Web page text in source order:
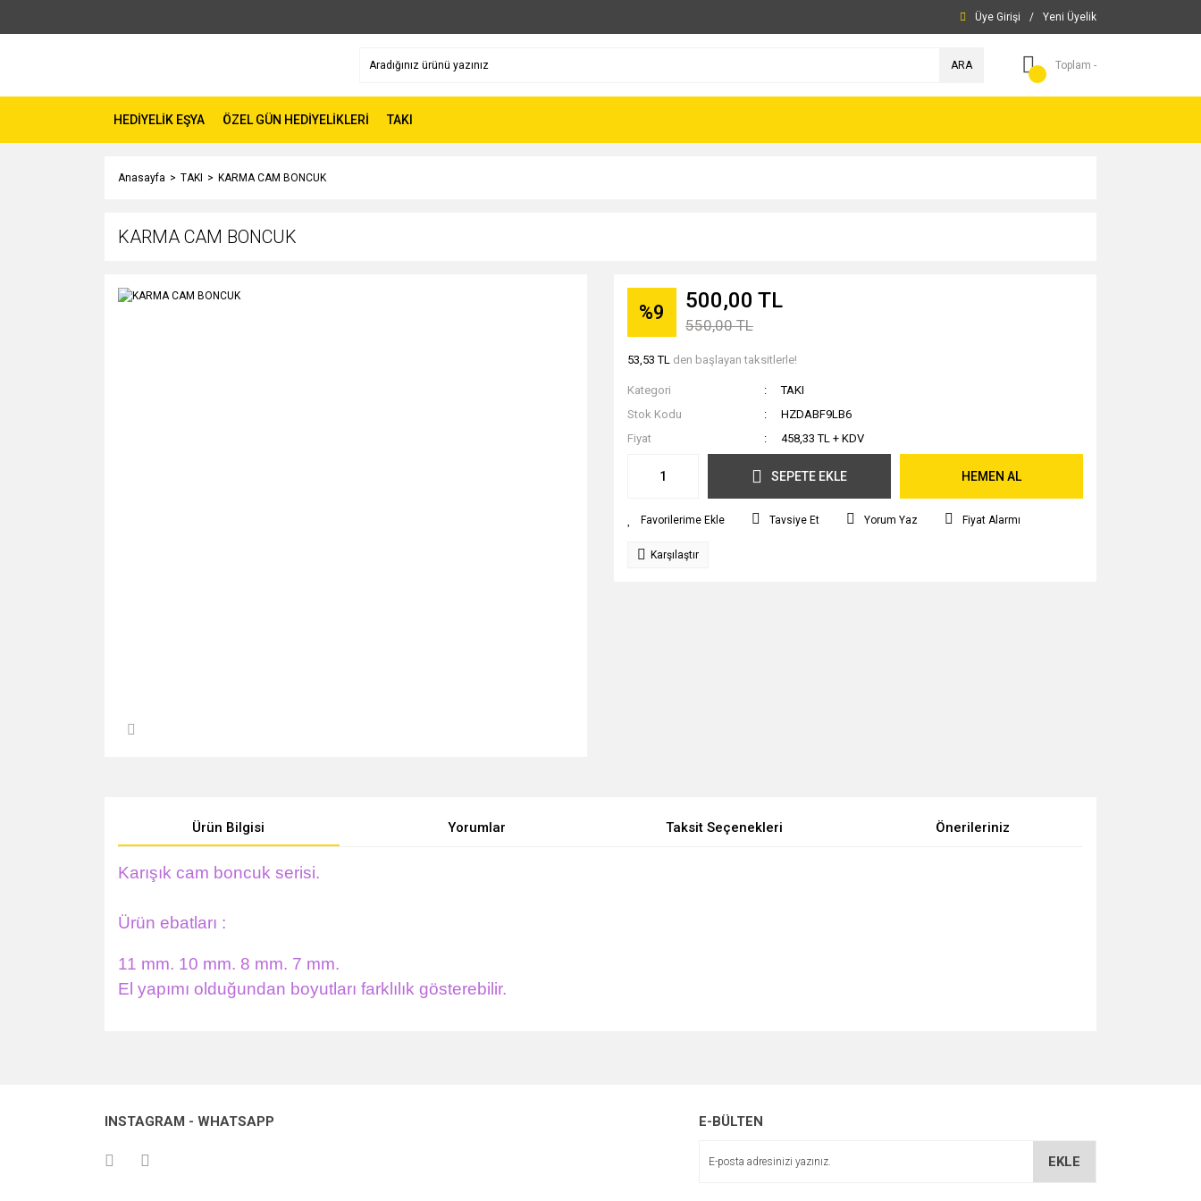
Üye Girişi / Yeni Üyelik
ARA Toplam -
HEDİYELİK EŞYA ÖZEL GÜN HEDİYELİKLERİ TAKI
Anasayfa TAKI KARMA CAM BONCUK
KARMA CAM BONCUK
%9 500,00 TL
550,00 TL
53,53 TL den başlayan taksitlerle!
Kategori
TAKI
Stok Kodu
HZDABF9LB6
Fiyat
458,33 TL + KDV
SEPETE EKLE HEMEN AL
Tavsiye Et Yorum Yaz Fiyat Alarmı
Karşılaştır
Ürün Bilgisi Yorumlar Taksit Seçenekleri Önerileriniz
Karışık cam boncuk serisi.
Ürün ebatları :
11 mm. 10 mm. 8 mm. 7 mm.
El yapımı olduğundan boyutları farklılık gösterebilir.
Ürün açıklamasında eksik bilgiler bulunuyor.
INSTAGRAM - WHATSAPP E-BÜLTEN
EKLE